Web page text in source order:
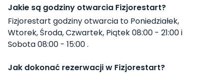
Jakie są godziny otwarcia Fizjorestart?
Fizjorestart godziny otwarcia to Poniedziałek,
Wtorek, Środa, Czwartek, Piątek 08:00 - 21:00 i
Sobota 08:00 - 15:00 .
Jak dokonać rezerwacji w Fizjorestart?